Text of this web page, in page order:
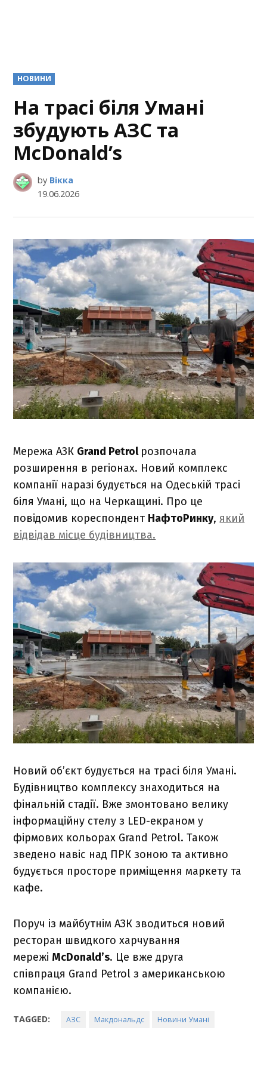
POSTED
IN
НОВИНИ
На трасі біля Умані
збудують АЗС та
McDonald’s
by Вікка
19.06.2026
Мережа АЗК Grand Petrol розпочала
розширення в регіонах. Новий комплекс
компанії наразі будується на Одеській трасі
біля Умані, що на Черкащині. Про це
повідомив кореспондент НафтоРинку,який
відвідав місце будівництва.
Новий об’єкт будується на трасі біля Умані.
Будівництво комплексу знаходиться на
фінальній стадії. Вже змонтовано велику
інформаційну стелу з LED-екраном у
фірмових кольорах Grand Petrol. Також
зведено навіс над ПРК зоною та активно
будується просторе приміщення маркету та
кафе.
Поруч із майбутнім АЗК зводиться новий
ресторан швидкого харчування
мережі McDonald’s. Це вже друга
співпраця Grand Petrol з американською
компанією.
TAGGED: АЗС Макдональдс Новини Умані